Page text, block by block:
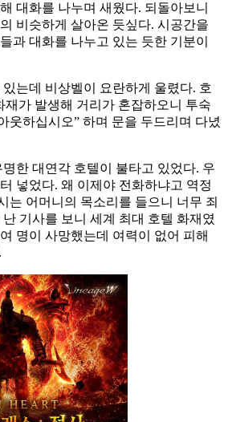
대화를 나누며 새웠다. 되돌아보니
비슷하게 살아온 듯싶다. 시공간을
과 대화를 나누고 있는 듯한 기분이
는데 비상벨이 요란하게 울렸다. 호
재가 발생해 거리가 혼잡하오니 투숙
웃하십시오” 하며 문을 두드리며 다녔
한 대연각 호텔이 불타고 있었다. 우
넣었다. 왜 이제야 전화하냐고 역정
는 어머니의 목소리를 들으니 너무 죄
기사를 보니 세계 최대 호텔 화재였
명이 사망했는데 여력이 없어 피해